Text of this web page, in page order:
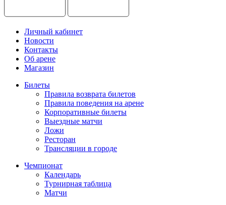
Личный кабинет
Новости
Контакты
Об арене
Магазин
Билеты
Правила возврата билетов
Правила поведения на арене
Корпоративные билеты
Выездные матчи
Ложи
Ресторан
Трансляции в городе
Чемпионат
Календарь
Турнирная таблица
Матчи